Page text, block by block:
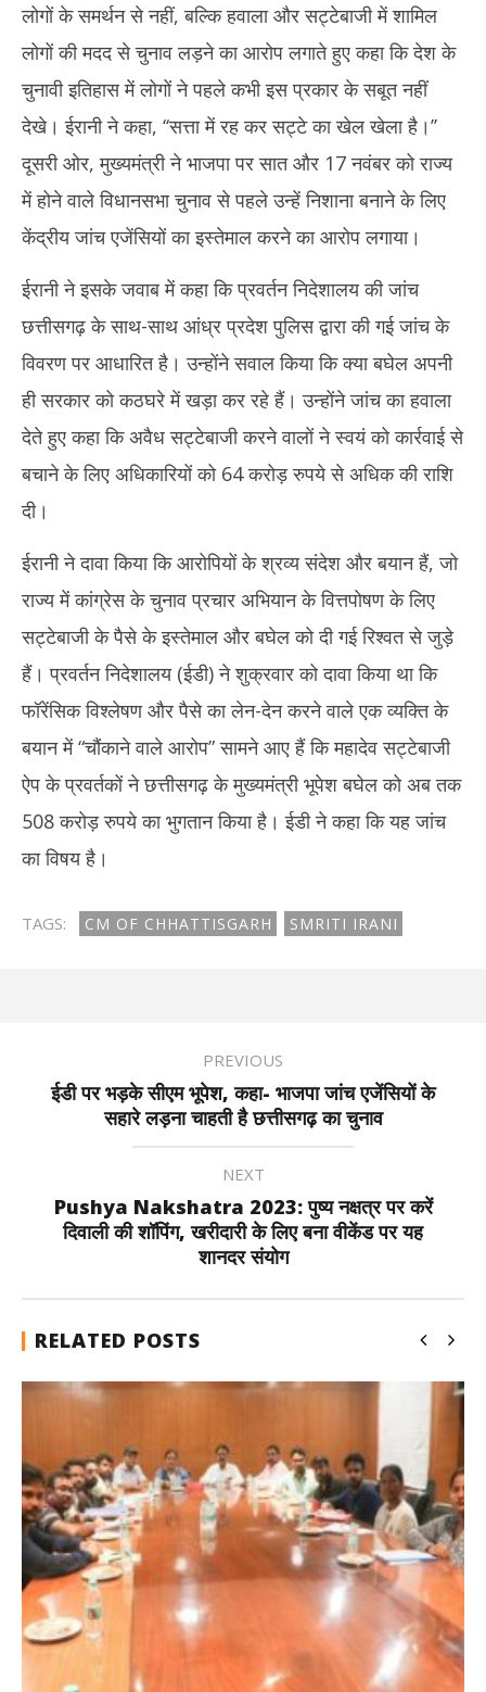
लोगों के समर्थन से नहीं, बल्कि हवाला और सट्टेबाजी में शामिल
लोगों की मदद से चुनाव लड़ने का आरोप लगाते हुए कहा कि देश के
चुनावी इतिहास में लोगों ने पहले कभी इस प्रकार के सबूत नहीं
देखे। ईरानी ने कहा, ‘‘सत्ता में रह कर सट्टे का खेल खेला है।’’
दूसरी ओर, मुख्यमंत्री ने भाजपा पर सात और 17 नवंबर को राज्य
में होने वाले विधानसभा चुनाव से पहले उन्हें निशाना बनाने के लिए
केंद्रीय जांच एजेंसियों का इस्तेमाल करने का आरोप लगाया।
ईरानी ने इसके जवाब में कहा कि प्रवर्तन निदेशालय की जांच
छत्तीसगढ़ के साथ-साथ आंध्र प्रदेश पुलिस द्वारा की गई जांच के
विवरण पर आधारित है। उन्होंने सवाल किया कि क्या बघेल अपनी
ही सरकार को कठघरे में खड़ा कर रहे हैं। उन्होंने जांच का हवाला
देते हुए कहा कि अवैध सट्टेबाजी करने वालों ने स्वयं को कार्रवाई से
बचाने के लिए अधिकारियों को 64 करोड़ रुपये से अधिक की राशि
दी।
ईरानी ने दावा किया कि आरोपियों के श्रव्य संदेश और बयान हैं, जो
राज्य में कांग्रेस के चुनाव प्रचार अभियान के वित्तपोषण के लिए
सट्टेबाजी के पैसे के इस्तेमाल और बघेल को दी गई रिश्वत से जुड़े
हैं। प्रवर्तन निदेशालय (ईडी) ने शुक्रवार को दावा किया था कि
फॉरेंसिक विश्लेषण और पैसे का लेन-देन करने वाले एक व्यक्ति के
बयान में “चौंकाने वाले आरोप” सामने आए हैं कि महादेव सट्टेबाजी
ऐप के प्रवर्तकों ने छत्तीसगढ़ के मुख्यमंत्री भूपेश बघेल को अब तक
508 करोड़ रुपये का भुगतान किया है। ईडी ने कहा कि यह जांच
का विषय है।
TAGS: CM OF CHHATTISGARH SMRITI IRANI
PREVIOUS
ईडी पर भड़के सीएम भूपेश, कहा- भाजपा जांच एजेंसियों के
सहारे लड़ना चाहती है छत्तीसगढ़ का चुनाव
NEXT
Pushya Nakshatra 2023: पुष्य नक्षत्र पर करें
दिवाली की शॉपिंग, खरीदारी के लिए बना वीकेंड पर यह
शानदर संयोग
RELATED POSTS